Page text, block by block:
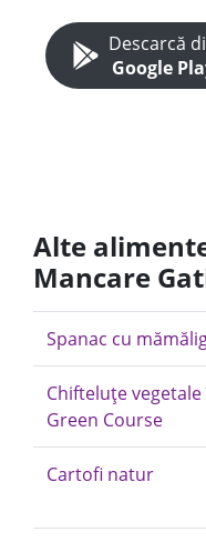
Descarcă
Google
Alte
Mancare
Spanac cu
Chifteluțe
Green Course
Cartofi natur